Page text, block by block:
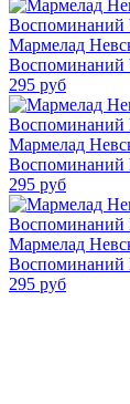
Мармелад
Воспоминаний
295 руб
Мармелад
Воспоминаний
295 руб
Мармелад
Воспоминаний
295 руб